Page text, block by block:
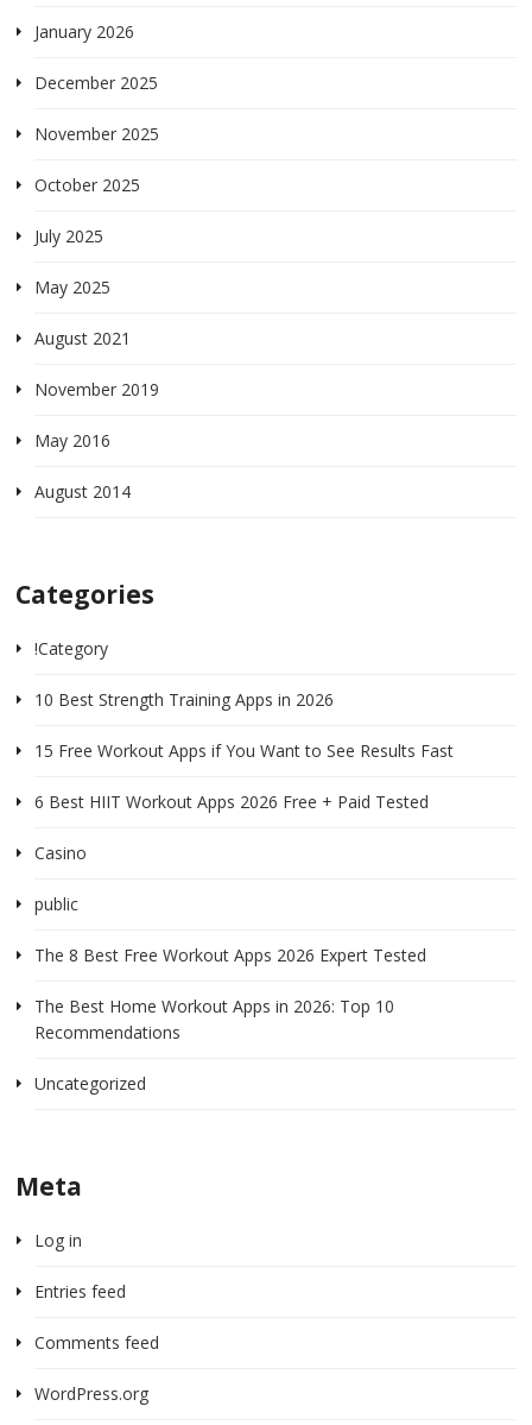
January 2026
December 2025
November 2025
October 2025
July 2025
May 2025
August 2021
November 2019
May 2016
August 2014
Categories
!Category
10 Best Strength Training Apps in 2026
15 Free Workout Apps if You Want to See Results Fast
6 Best HIIT Workout Apps 2026 Free + Paid Tested
Casino
public
The 8 Best Free Workout Apps 2026 Expert Tested
The Best Home Workout Apps in 2026: Top 10
Recommendations
Uncategorized
Meta
Log in
Entries feed
Comments feed
WordPress.org